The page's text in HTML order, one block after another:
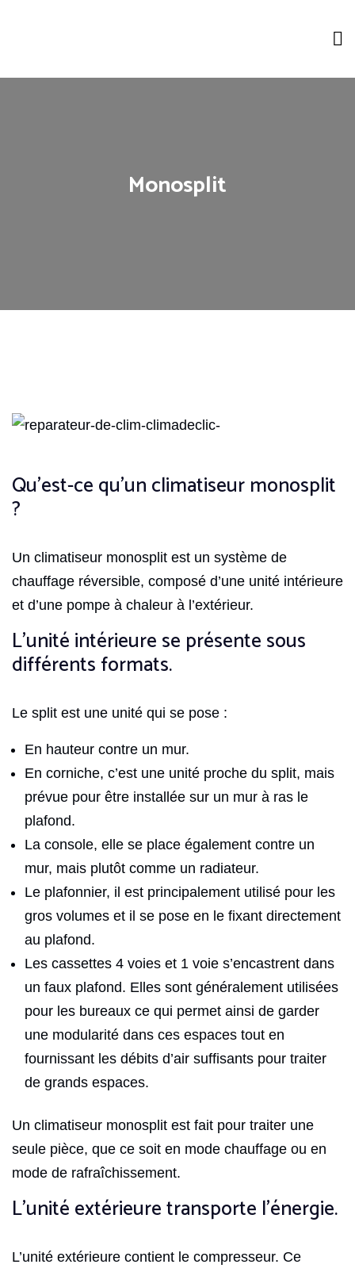
Monosplit
Qu’est-ce qu’un climatiseur monosplit
?
Un climatiseur monosplit est un système de
chauffage réversible, composé d’une unité intérieure
et d’une pompe à chaleur à l’extérieur.
L’unité intérieure se présente sous
différents formats.
Le split est une unité qui se pose :
En hauteur contre un mur.
En corniche, c’est une unité proche du split, mais
prévue pour être installée sur un mur à ras le
plafond.
La console, elle se place également contre un
mur, mais plutôt comme un radiateur.
Le plafonnier, il est principalement utilisé pour les
gros volumes et il se pose en le fixant directement
au plafond.
Les cassettes 4 voies et 1 voie s’encastrent dans
un faux plafond. Elles sont généralement utilisées
pour les bureaux ce qui permet ainsi de garder
une modularité dans ces espaces tout en
fournissant les débits d’air suffisants pour traiter
de grands espaces.
Un climatiseur monosplit est fait pour traiter une
seule pièce, que ce soit en mode chauffage ou en
mode de rafraîchissement.
L’unité extérieure transporte l’énergie.
L’unité extérieure contient le compresseur. Ce